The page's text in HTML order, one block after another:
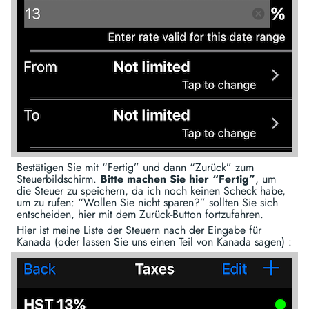
Bestätigen Sie mit “Fertig” und dann “Zurück” zum
Steuerbildschirm. Bitte machen Sie hier “Fertig”, um
die Steuer zu speichern, da ich noch keinen Scheck habe,
um zu rufen: “Wollen Sie nicht sparen?” sollten Sie sich
entscheiden, hier mit dem Zurück-Button fortzufahren.
Hier ist meine Liste der Steuern nach der Eingabe für
Kanada (oder lassen Sie uns einen Teil von Kanada sagen) :